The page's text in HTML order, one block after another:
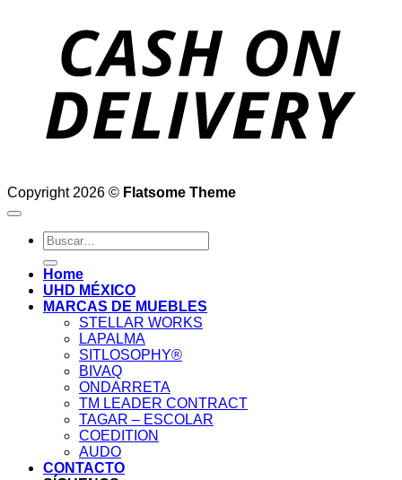
Copyright 2026 © Flatsome Theme
Buscar
por:
Home
UHD MÉXICO
MARCAS DE MUEBLES
STELLAR WORKS
LAPALMA
SITLOSOPHY®
BIVAQ
ONDARRETA
TM LEADER CONTRACT
TAGAR – ESCOLAR
COEDITION
AUDO
CONTACTO